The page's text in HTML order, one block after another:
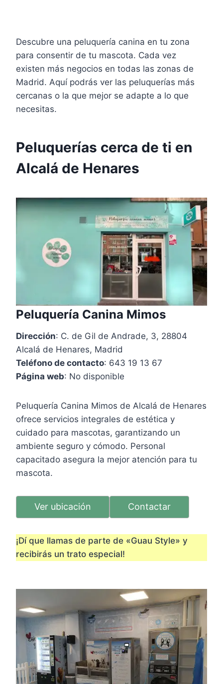
Descubre una peluquería canina en tu zona
para consentir de tu mascota. Cada vez
existen más negocios en todas las zonas de
Madrid. Aquí podrás ver las peluquerías más
cercanas o la que mejor se adapte a lo que
necesitas.
Peluquerías cerca de ti en
Alcalá de Henares
Peluquería Canina Mimos
Dirección: C. de Gil de Andrade, 3, 28804
Alcalá de Henares, Madrid
Teléfono de contacto: 643 19 13 67
Página web: No disponible
Peluquería Canina Mimos de Alcalá de Henares
ofrece servicios integrales de estética y
cuidado para mascotas, garantizando un
ambiente seguro y cómodo. Personal
capacitado asegura la mejor atención para tu
mascota.
Ver ubicación Contactar
¡Dí que llamas de parte de «Guau Style» y
recibirás un trato especial!